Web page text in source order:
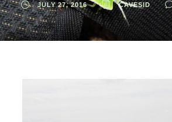
JULY 27, 2016 CAVESID